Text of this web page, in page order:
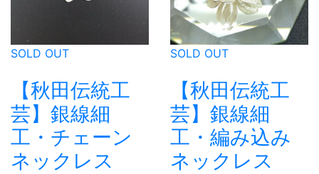
SOLD OUT
【秋田伝統工
芸】銀線細
工・チェーン
ネックレス
SOLD OUT
【秋田伝統工
芸】銀線細
工・編み込み
ネックレス